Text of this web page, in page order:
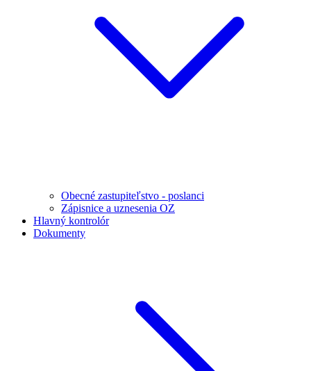
Obecné zastupiteľstvo - poslanci
Zápisnice a uznesenia OZ
Hlavný kontrolór
Dokumenty